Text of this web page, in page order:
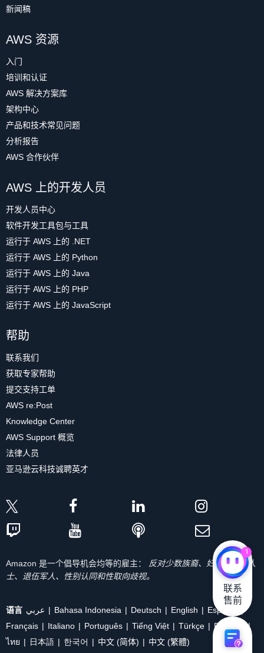
新闻稿
AWS 资源
入门
培训和认证
AWS 解决方案库
架构中心
产品和技术常见问题
分析报告
AWS 合作伙伴
AWS 上的开发人员
开发人员中心
软件开发工具包与工具
运行于 AWS 上的 .NET
运行于 AWS 上的 Python
运行于 AWS 上的 Java
运行于 AWS 上的 PHP
运行于 AWS 上的 JavaScript
帮助
联系我们
获取专家帮助
提交支持工单
AWS re:Post
Knowledge Center
AWS Support 概览
法律人员
亚马逊云科技诚聘英才
Amazon 是一个倡导机会均等的雇主：
反对少数族裔、妇女、残疾人
士、退伍军人、性别认同和性取向歧视。
语言 عربي Bahasa Indonesia Deutsch English
Español
Français
Italiano Português Tiếng Việt Türkçe
Ρусский
ไทย
日本語 한국어 中文 (简体) 中文 (繁體)
1
联系
售前